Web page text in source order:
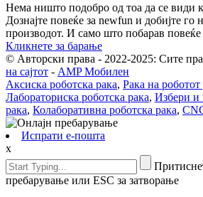
Нема ништо подобро од тоа да се види
Дознајте повеќе за newfun и добијте го
производот. И само што побарав
Кликнете за барање
© Авторски права - 2022-2025: Сите
на сајтот - AMP Мобилен
Аксиска роботска рака, Рака на
Лабораториска роботска рака, Избери и
рака, Колаборативна роботска рака,
Испрати е-пошта
x
пребарување или ESC за затворање